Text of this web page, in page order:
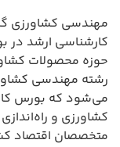
مهندسی کشاورزی
کارشناسی ارشد در
حوزه محصولات
رشته مهندسی
می‌شود که بورس
کشاورزی و
متخصصان اقتصاد